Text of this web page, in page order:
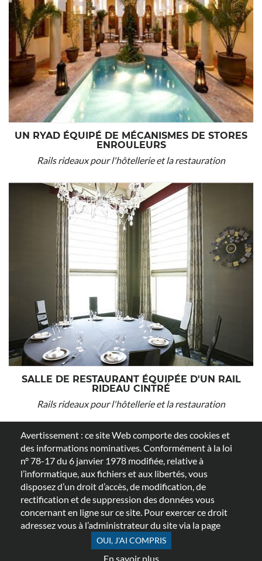
UN RYAD ÉQUIPÉ DE MÉCANISMES DE STORES
ENROULEURS
Rails rideaux pour l'hôtellerie et la restauration
SALLE DE RESTAURANT ÉQUIPÉE D'UN RAIL
RIDEAU CINTRÉ
Rails rideaux pour l'hôtellerie et la restauration
Avertissement : ce site Web comporte des cookies et
des informations nominatives. Conformément à la loi
n° 78-17 du 6 janvier 1978 modifiée, relative à
l’informatique, aux fichiers et aux libertés, vous
disposez d’un droit d’accès, de modification, de
rectification et de suppression des données vous
concernant en ligne sur ce site. Pour exercer ce droit
adressez vous à l’administrateur du site via la page
OUI, J'AI COMPRIS
En savoir plus